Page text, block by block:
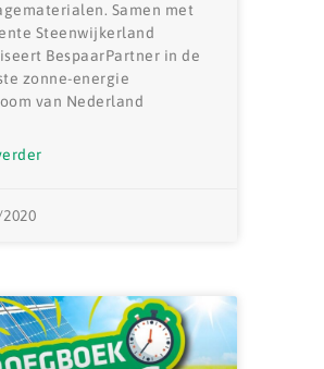
Samen met
Steenwijkerland
BespaarPartner in de
zonne-energie
van Nederland